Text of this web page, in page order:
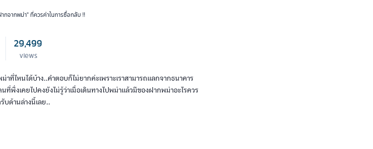
กจากพม่า" ที่ควรค่าในการซื้อกลับ !!
29,499
views
าที่ไหนได้บ้าง..คำตอบก็ไม่ยากค่ะเพราะเราสามารถแลกจากธนาคาร
ที่พึ่งเคยไปคงยังไม่รู้ว่าเมื่อเดินทางไปพม่าแล้วมีของฝากพม่าอะไรควร
บด้านล่างนี้เลย..